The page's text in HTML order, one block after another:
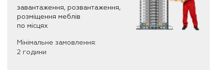
завантаження, розвантаження,
розміщення меблів
по місцях
Мінімальне замовлення:
2 години